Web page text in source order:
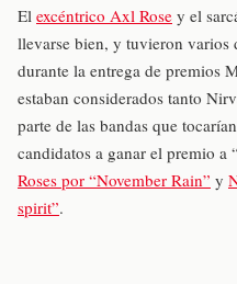
El excéntrico Axl Rose y el
llevarse bien, y tuvieron varios
durante la entrega de premios
estaban considerados tanto
parte de las bandas que
candidatos a ganar el premio a
Roses por “November Rain” y
spirit”.